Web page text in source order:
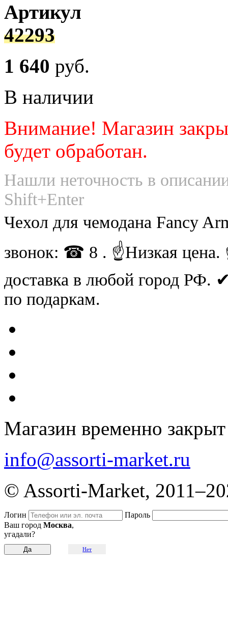
Артикул
42293
1 640 руб.
В наличии
Внимание! Магазин
будет обработан.
Нашли неточность в
Shift+Enter
Чехол для чемодана Fancy
звонок: ☎ 8 . ☝Низкая
доставка в любой город
по подаркам.
Магазин временно закрыт
info@assorti-market.ru
© Assorti-Market,
Логин
Пароль
Ваш город Москва,
угадали?
Нет